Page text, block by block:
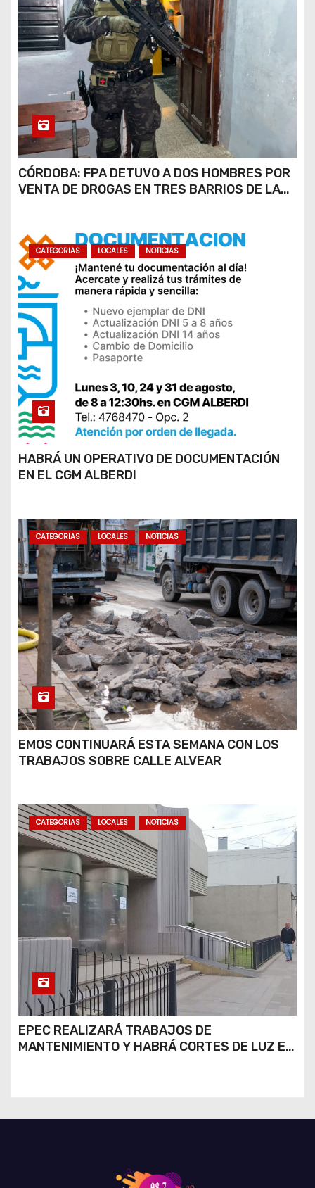
CÓRDOBA: FPA DETUVO A DOS HOMBRES POR
VENTA DE DROGAS EN TRES BARRIOS DE LA
CATEGORIAS LOCALES NOTICIAS
HABRÁ UN OPERATIVO DE DOCUMENTACIÓN
EN EL CGM ALBERDI
CATEGORIAS LOCALES NOTICIAS
EMOS CONTINUARÁ ESTA SEMANA CON LOS
TRABAJOS SOBRE CALLE ALVEAR
CATEGORIAS LOCALES NOTICIAS
EPEC REALIZARÁ TRABAJOS DE
MANTENIMIENTO Y HABRÁ CORTES DE LUZ EN